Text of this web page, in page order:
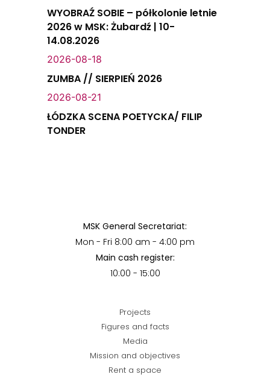
WYOBRAŹ SOBIE – półkolonie letnie
2026 w MSK: Żubardź | 10-
14.08.2026
2026-08-18
ZUMBA // SIERPIEŃ 2026
2026-08-21
ŁÓDZKA SCENA POETYCKA/ FILIP
TONDER
MSK General Secretariat:
Mon - Fri 8:00 am - 4:00 pm
Main cash register:
10:00 - 15:00
Projects
Figures and facts
Media
Mission and objectives
Rent a space